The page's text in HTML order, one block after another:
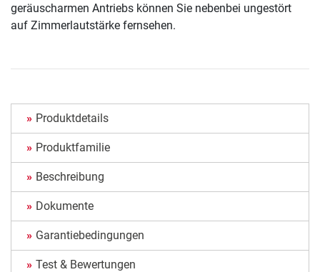
geräuscharmen Antriebs können Sie nebenbei ungestört
auf Zimmerlautstärke fernsehen.
Produktdetails
Produktfamilie
Beschreibung
Dokumente
Garantiebedingungen
Test & Bewertungen